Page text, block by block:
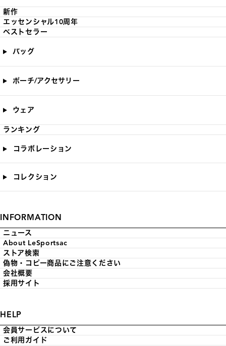
新作
エッセンシャル10周年
ベストセラー
バッグ
ポーチ/アクセサリー
ウェア
ランキング
コラボレーション
コレクション
INFORMATION
ニュース
About LeSportsac
ストア検索
偽物・コピー商品にご注意ください
会社概要
採用サイト
HELP
会員サービスについて
ご利用ガイド